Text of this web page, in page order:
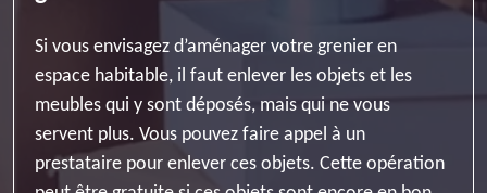
Si vous envisagez d’aménager votre grenier en
espace habitable, il faut enlever les objets et les
meubles qui y sont déposés, mais qui ne vous
servent plus. Vous pouvez faire appel à un
prestataire pour enlever ces objets. Cette opération